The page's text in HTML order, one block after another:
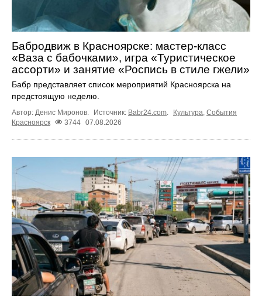
Бабродвиж в Красноярске: мастер-класс
«Ваза с бабочками», игра «Туристическое
ассорти» и занятие «Роспись в стиле гжели»
Бабр представляет список мероприятий Красноярска на
предстоящую неделю.
Автор: Денис Миронов. Источник: Babr24.com. Культура, События
Красноярск
3744 07.08.2026